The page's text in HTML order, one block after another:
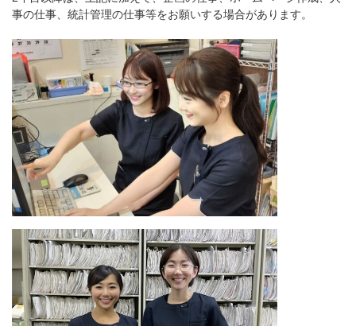
事の仕事、統計管理の仕事等をお願いする場合があります。